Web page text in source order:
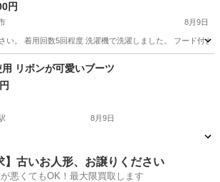
円
8月9日
い。 着用回数5回程度 洗濯機で洗濯しました。 フード付
キッズ用品 ライトウォームパデットパーカ
リボンが可愛いブーツ
8月9日
辻堂駅 ベビー用品
】古いお人形、お譲りください
悪くてもOK！最大限買取します